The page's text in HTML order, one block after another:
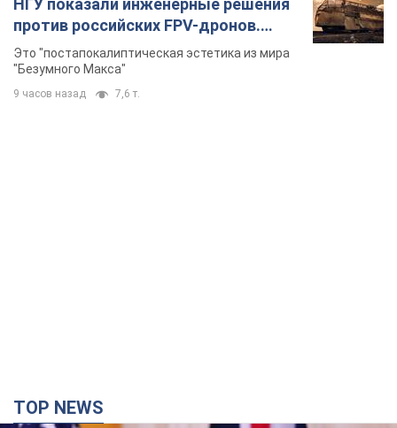
Конец эпохи "фактора Трампа": кто на самом